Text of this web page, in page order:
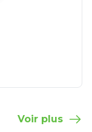
Voir plus